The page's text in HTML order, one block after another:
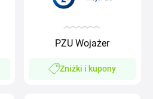
PZU Wojażer
Zniżki i kupony